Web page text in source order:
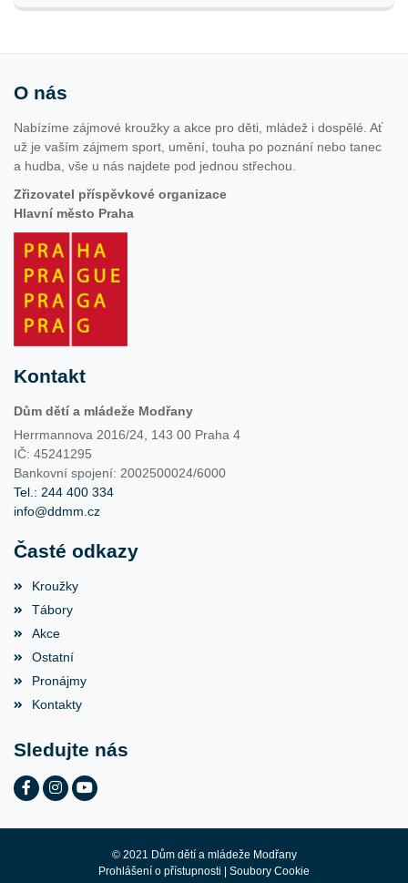
O nás
Nabízíme zájmové kroužky a akce pro děti, mládež i dospělé. Ať
už je vaším zájmem sport, umění, touha po poznání nebo tanec
a hudba, vše u nás najdete pod jednou střechou.
Zřizovatel příspěvkové organizace
Hlavní město Praha
Kontakt
Dům dětí a mládeže Modřany
Herrmannova 2016/24, 143 00 Praha 4
IČ: 45241295
Bankovní spojení: 2002500024/6000
Tel.: 244 400 334
info@ddmm.cz
Časté odkazy
Kroužky
Tábory
Akce
Ostatní
Pronájmy
Kontakty
Sledujte nás
© 2021 Dům dětí a mládeže Modřany
Prohlášení o přístupnosti
Soubory Cookie